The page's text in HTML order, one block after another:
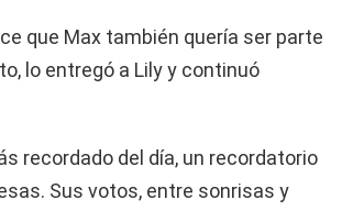
que Max también quería ser parte
lo entregó a Lily y continuó
recordado del día, un recordatorio
Sus votos, entre sonrisas y